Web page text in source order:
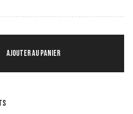
AJOUTER AU PANIER